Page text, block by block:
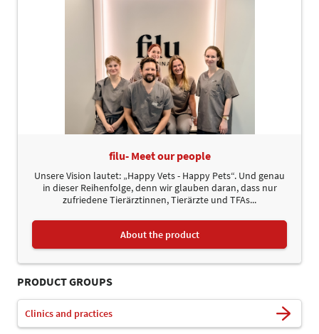
filu- Meet our people
Unsere Vision lautet: „Happy Vets - Happy Pets“. Und genau
in dieser Reihenfolge, denn wir glauben daran, dass nur
zufriedene Tierärztinnen, Tierärzte und TFAs...
About the product
PRODUCT GROUPS
Clinics and practices